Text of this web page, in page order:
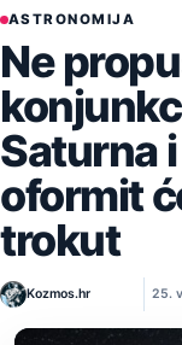
ASTRONOMIJA
Ne
Saturna
oformit
trokut
Kozmos.hr 25.